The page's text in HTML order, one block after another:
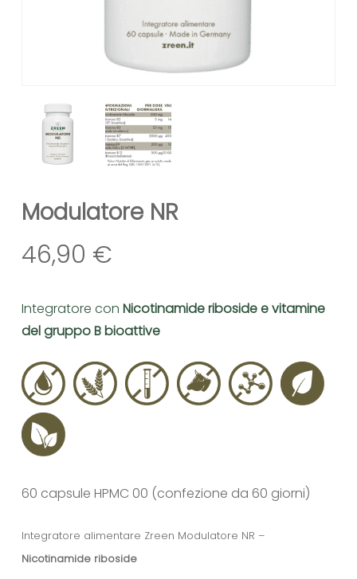
Modulatore NR
46,90 €
Integratore con Nicotinamide riboside e vitamine
del gruppo B bioattive
60 capsule HPMC 00 (confezione da 60 giorni)
Integratore alimentare Zreen Modulatore NR –
Nicotinamide riboside